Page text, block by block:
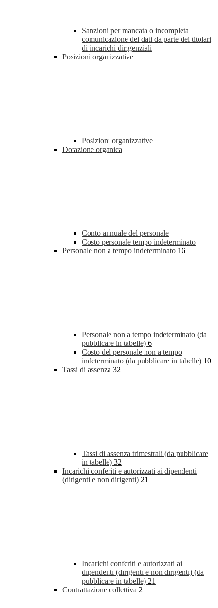
Sanzioni per mancata o incompleta
comunicazione dei dati da parte dei titolari
di incarichi dirigenziali
Posizioni organizzative
Posizioni organizzative
Dotazione organica
Conto annuale del personale
Costo personale tempo indeterminato
Personale non a tempo indeterminato 16
Personale non a tempo indeterminato (da
pubblicare in tabelle) 6
Costo del personale non a tempo
indeterminato (da pubblicare in tabelle) 10
Tassi di assenza 32
Tassi di assenza trimestrali (da pubblicare
in tabelle) 32
Incarichi conferiti e autorizzati ai dipendenti
(dirigenti e non dirigenti) 21
Incarichi conferiti e autorizzati ai
dipendenti (dirigenti e non dirigenti) (da
pubblicare in tabelle) 21
Contrattazione collettiva 2